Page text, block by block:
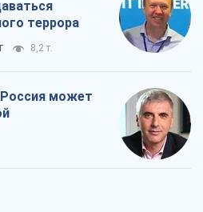
террора
8,2 т.
Россия может